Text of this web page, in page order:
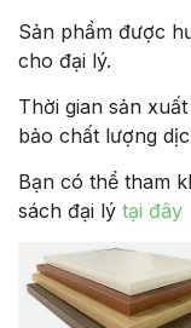
Sản phẩm được
cho đại lý.
Thời gian sản
bảo chất lượng
Bạn có thể tham
sách đại lý tại đây